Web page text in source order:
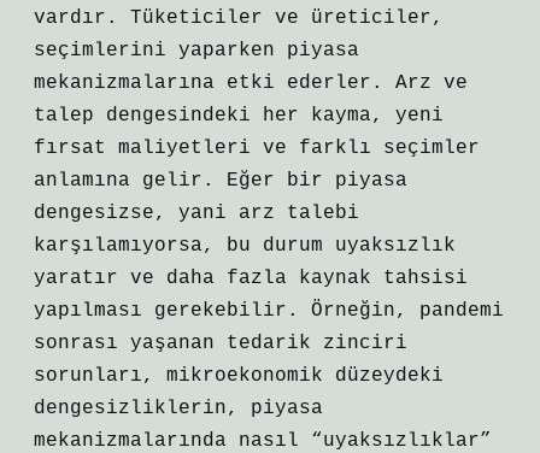
vardır. Tüketiciler ve üreticiler,
seçimlerini yaparken piyasa
mekanizmalarına etki ederler. Arz ve
talep dengesindeki her kayma, yeni
fırsat maliyetleri ve farklı seçimler
anlamına gelir. Eğer bir piyasa
dengesizse, yani arz talebi
karşılamıyorsa, bu durum uyaksızlık
yaratır ve daha fazla kaynak tahsisi
yapılması gerekebilir. Örneğin, pandemi
sonrası yaşanan tedarik zinciri
sorunları, mikroekonomik düzeydeki
dengesizliklerin, piyasa
mekanizmalarında nasıl “uyaksızlıklar”